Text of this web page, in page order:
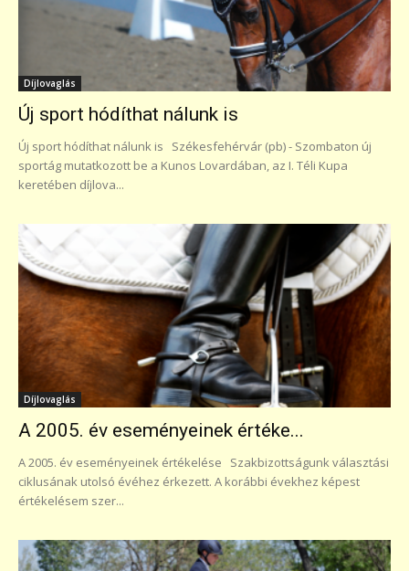
Díjlovaglás
Új sport hódíthat nálunk is
Új sport hódíthat nálunk is Székesfehérvár (pb) - Szombaton új
sportág mutatkozott be a Kunos Lovardában, az I. Téli Kupa
keretében díjlova...
Díjlovaglás
A 2005. év eseményeinek értéke...
A 2005. év eseményeinek értékelése Szakbizottságunk választási
ciklusának utolsó évéhez érkezett. A korábbi évekhez képest
értékelésem szer...